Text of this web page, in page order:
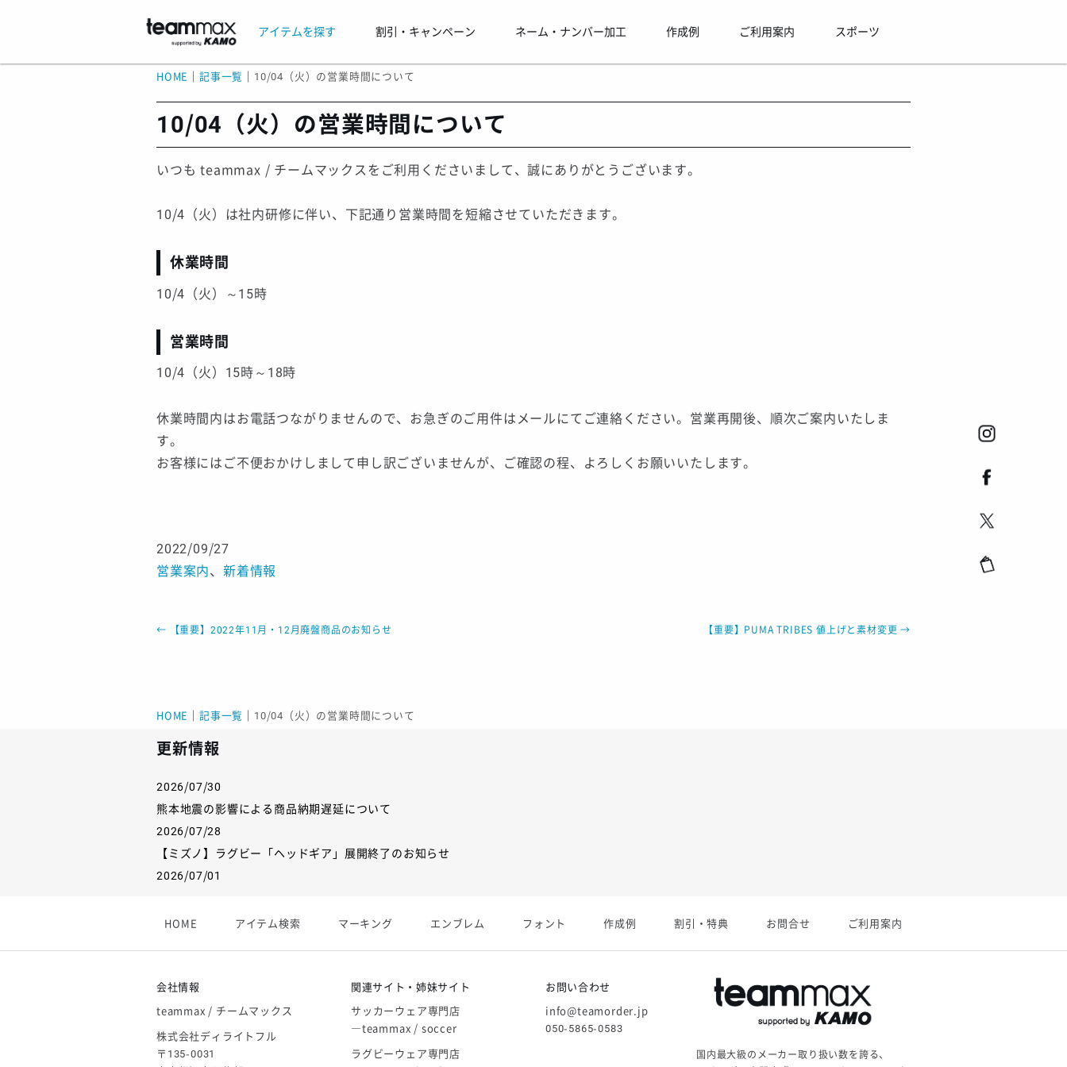
アイテムを探す 割引・キャンペーン ネーム・ナンバー加工 作成例 ご利用案内 スポーツ
HOME ｜記事一覧 10/04（火）の営業時間について
10/04（火）の営業時間について
いつも teammax / チームマックスをご利用くださいまして、誠にありがとうございます。
10/4（火）は社内研修に伴い、下記通り営業時間を短縮させていただきます。
休業時間
10/4（火）～15時
営業時間
10/4（火）15時～18時
休業時間内はお電話つながりませんので、お急ぎのご用件はメールにてご連絡ください。営業再開後、順次ご案内いたしま
す。
お客様にはご不便おかけしまして申し訳ございませんが、ご確認の程、よろしくお願いいたします。
2022/09/27
営業案内、新着情報
← 【重要】2022年11月・12月廃盤商品のお知らせ 【重要】PUMA TRIBES 値上げと素材変更→
HOME ｜記事一覧 10/04（火）の営業時間について
更新情報
2026/07/30
熊本地震の影響による商品納期遅延について
2026/07/28
【ミズノ】ラグビー「ヘッドギア」展開終了のお知らせ
2026/07/01
2026/06/09
ゴールデンウィーク休業のお知らせ
HOME アイテム検索 マーキング エンブレム フォント 作成例 割引・特典 お問合せ ご利用案内
会社情報
teammax / チームマックス
株式会社ディライトフル
〒135-0031
関連サイト・姉妹サイト
サッカーウェア専門店
―teammax / soccer
ラグビーウェア専門店
お問い合わせ
info@teamorder.jp
050-5865-0583
国内最大級のメーカー取り扱い数を誇る、